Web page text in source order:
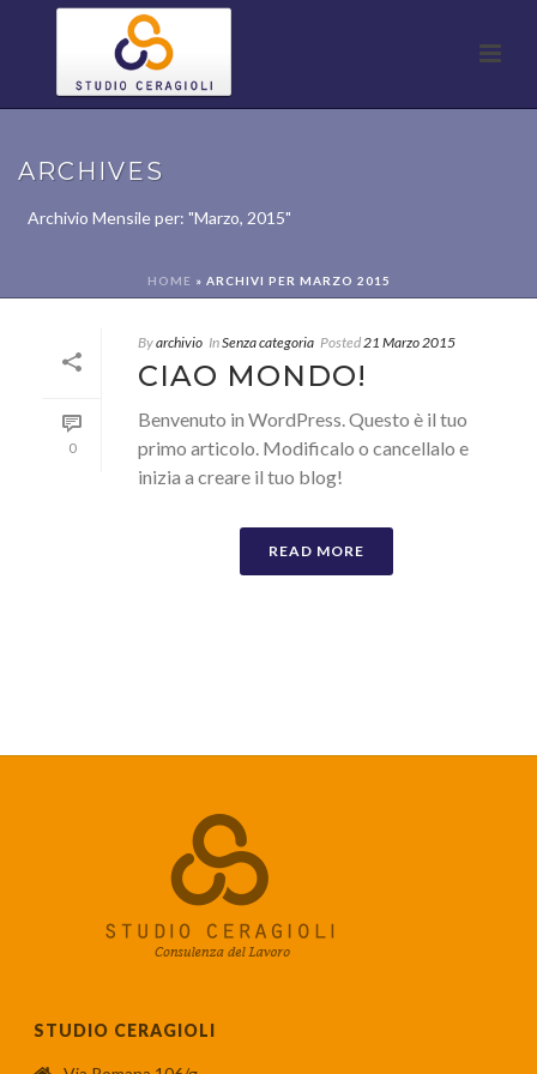
ARCHIVES
Archivio Mensile per: "Marzo, 2015"
HOME » ARCHIVI PER MARZO 2015
0
Byarchivio InSenza categoria Posted21 Marzo 2015
CIAO MONDO!
Benvenuto in WordPress. Questo è il tuo
primo articolo. Modificalo o cancellalo e
inizia a creare il tuo blog!
READ MORE
STUDIO CERAGIOLI